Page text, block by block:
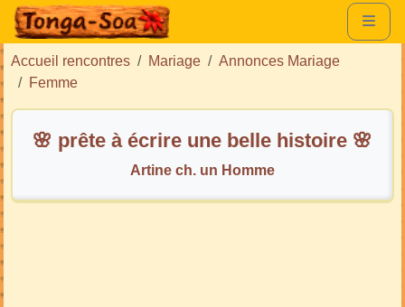
Accueil rencontres Mariage
Annonces Mariage
Femme
🌸 prête à écrire une belle histoire 🌸
Artine ch. un Homme